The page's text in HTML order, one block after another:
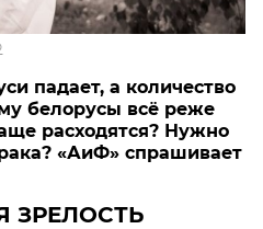
падает, а количество
белорусы всё реже
расходятся? Нужно
«АиФ» спрашивает
ЗРЕЛОСТЬ